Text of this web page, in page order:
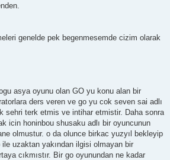
genelde pek begenmesemde cizim olarak
asya oyunu olan GO yu konu alan bir
ders veren ve go yu cok seven sai adlı
sehri terk etmis ve intihar etmistir. Daha sonra
icin honinbou shusaku adlı bir oyuncunun
olmustur. o da olunce birkac yuzyıl bekleyip
ile uzaktan yakından ilgisi olmayan bir
cıkmıstır. Bir go oyunundan ne kadar